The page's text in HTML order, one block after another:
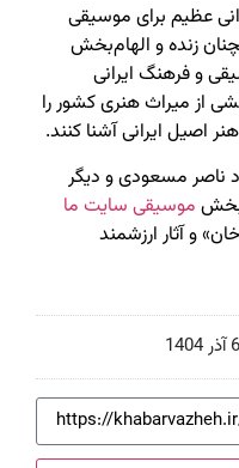
عظیم برای موسیقی
زنده و الهام‌بخش
و فرهنگ ایرانی
از میراث هنری کشور را
اصیل ایرانی آشنا کنند.
ناصر مسعودی و دیگر
بخش موسیقی سایت ما
و آثار ارزشمند
6 آذر 1404